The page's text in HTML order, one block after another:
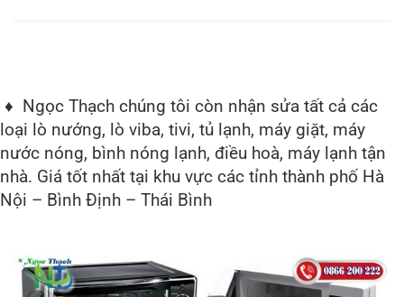
♦ Ngọc Thạch chúng tôi còn nhận sửa tất cả các
loại lò nướng, lò viba, tivi, tủ lạnh, máy giặt, máy
nước nóng, bình nóng lạnh, điều hoà, máy lạnh tận
nhà. Giá tốt nhất tại khu vực các tỉnh thành phố Hà
Nội – Bình Định – Thái Bình